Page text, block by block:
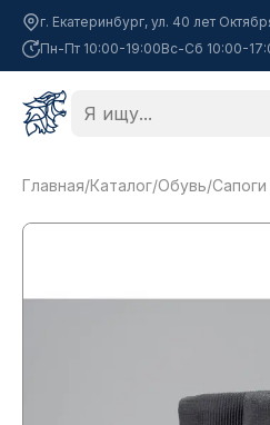
г. Екатеринбург, ул. 40 лет
Пн-Пт 10:00-19:00Вс-Сб 10:00-
Главная/Каталог/Обувь/